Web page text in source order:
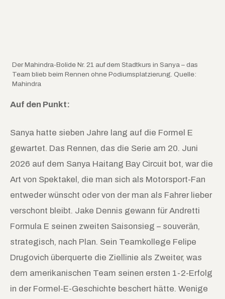
Der Mahindra-Bolide Nr. 21 auf dem Stadtkurs in Sanya – das
Team blieb beim Rennen ohne Podiumsplatzierung. Quelle:
Mahindra
Auf den Punkt:
Sanya hatte sieben Jahre lang auf die Formel E
gewartet. Das Rennen, das die Serie am 20. Juni
2026 auf dem Sanya Haitang Bay Circuit bot, war die
Art von Spektakel, die man sich als Motorsport-Fan
entweder wünscht oder von der man als Fahrer lieber
verschont bleibt. Jake Dennis gewann für Andretti
Formula E seinen zweiten Saisonsieg – souverän,
strategisch, nach Plan. Sein Teamkollege Felipe
Drugovich überquerte die Ziellinie als Zweiter, was
dem amerikanischen Team seinen ersten 1-2-Erfolg
in der Formel-E-Geschichte beschert hätte. Wenige